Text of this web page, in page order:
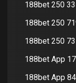
188bet 250
188bet 250
188bet 250
188bet App
188bet App